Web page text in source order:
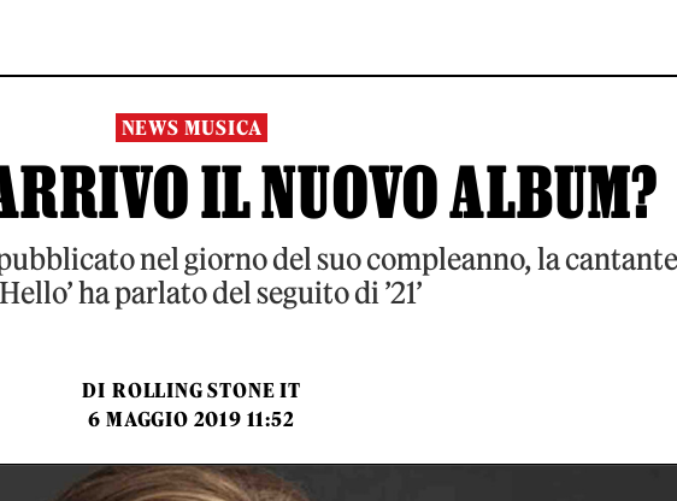
NEWS MUSICA
IL NUOVO ALBUM?
nel giorno del suo compleanno, la cantante
ha parlato del seguito di ’21’
DI ROLLING STONE IT
6 MAGGIO 2019 11:52